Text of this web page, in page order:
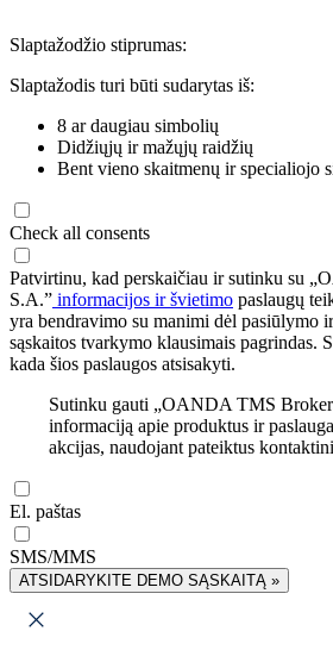
Slaptažodžio stiprumas:
Slaptažodis turi būti sudarytas iš:
8 ar daugiau simbolių
Didžiųjų ir mažųjų raidžių
Bent vieno skaitmenų ir specialiojo
Check all consents
Patvirtinu, kad perskaičiau ir sutinku su
S.A.” informacijos ir švietimo paslaugų
yra bendravimo su manimi dėl pasiūlymo
sąskaitos tvarkymo klausimais pagrindas.
kada šios paslaugos atsisakyti.
Sutinku gauti „OANDA TMS
informaciją apie produktus ir
akcijas, naudojant pateiktus
El. paštas
SMS/MMS
ATSIDARYKITE DEMO SĄSKAITĄ »